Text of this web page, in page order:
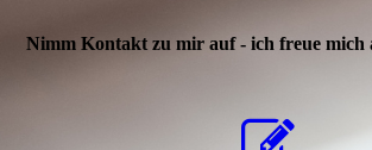
Nimm Kontakt zu mir auf - ich freue mich